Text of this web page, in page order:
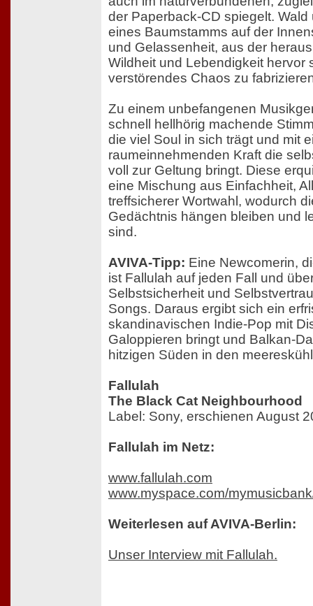
der Paperback-CD spiegelt. Wald
eines Baumstamms auf der
und Gelassenheit, aus der
Wildheit und Lebendigkeit hervor
verstörendes Chaos zu
Zu einem unbefangenen
schnell hellhörig machende
die viel Soul in sich trägt und mit
raumeinnehmenden Kraft die
voll zur Geltung bringt. Diese
eine Mischung aus Einfachheit,
treffsicherer Wortwahl, wodurch
Gedächtnis hängen bleiben und
sind.
AVIVA-Tipp: Eine Newcomerin,
ist Fallulah auf jeden Fall und
Selbstsicherheit und
Songs. Daraus ergibt sich ein
skandinavischen Indie-Pop mit
Galoppieren bringt und Balkan-
hitzigen Süden in den
Fallulah
The Black Cat Neighbourhood
Label: Sony, erschienen August
Fallulah im Netz:
www.fallulah.com
www.myspace.com/
Weiterlesen auf AVIVA-Berlin:
Unser Interview mit Fallulah.